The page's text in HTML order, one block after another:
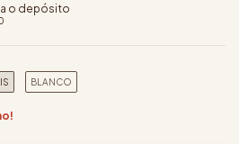
o depósito
BLANCO